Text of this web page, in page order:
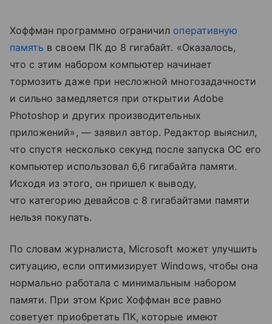
Хоффман программно ограничил оперативную
память в своем ПК до 8 гигабайт. «Оказалось,
что с этим набором компьютер начинает
тормозить даже при несложной многозадачности
и сильно замедляется при открытии Adobe
Photoshop и других производительных
приложений», — заявил автор. Редактор выяснил,
что спустя несколько секунд после запуска ОС его
компьютер использовал 6,6 гигабайта памяти.
Исходя из этого, он пришел к выводу,
что категорию девайсов с 8 гигабайтами памяти
нельзя покупать.
По словам журналиста, Microsoft может улучшить
ситуацию, если оптимизирует Windows, чтобы она
нормально работала с минимальным набором
памяти. При этом Крис Хоффман все равно
советует приобретать ПК, которые имеют